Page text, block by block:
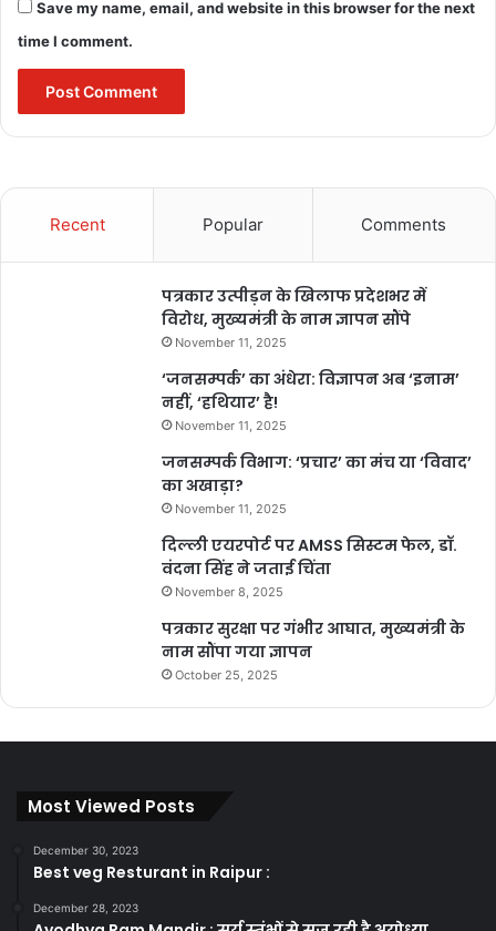
Save my name, email, and website in this browser for the next
time I comment.
Recent Popular Comments
पत्रकार उत्पीड़न के खिलाफ प्रदेशभर में
विरोध, मुख्यमंत्री के नाम ज्ञापन सौंपे
November 11, 2025
‘जनसम्पर्क’ का अंधेरा: विज्ञापन अब ‘इनाम’
नहीं, ‘हथियार’ है!
November 11, 2025
जनसम्पर्क विभाग: ‘प्रचार’ का मंच या ‘विवाद’
का अखाड़ा?
November 11, 2025
दिल्ली एयरपोर्ट पर AMSS सिस्टम फेल, डॉ.
वंदना सिंह ने जताई चिंता
November 8, 2025
पत्रकार सुरक्षा पर गंभीर आघात, मुख्यमंत्री के
नाम सौंपा गया ज्ञापन
October 25, 2025
Most Viewed Posts
December 30, 2023
Best veg Resturant in Raipur :
December 28, 2023